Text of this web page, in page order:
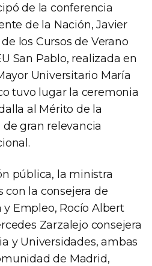
de la conferencia
de la Nación, Javier
los Cursos de Verano
San Pablo, realizada en
Universitario María
tuvo lugar la ceremonia
al Mérito de la
gran relevancia
pública, la ministra
la consejera de
Empleo, Rocío Albert
Zarzalejo consejera
y Universidades, ambas
de Madrid,